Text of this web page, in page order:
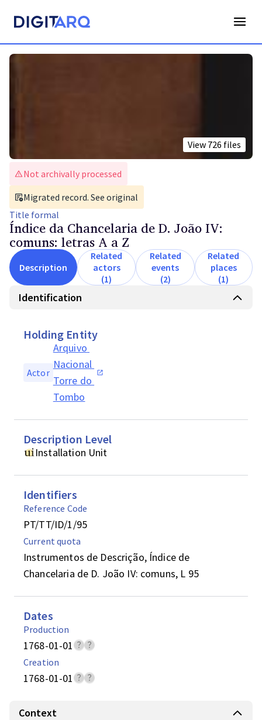
Not archivally processed
Migrated record. See original
Title formal
Índice da Chancelaria de D. João IV:
comuns: letras A a Z
View 726 files
Description
Related
actors
(1)
Related
events
(2)
Related
places
(1)
Identification
Holding Entity
Actor
Arquivo
Nacional
Torre do
Tombo
Description Level
Installation Unit
Identifiers
Reference Code
PT/TT/ID/1/95
Current quota
Instrumentos de Descrição, Índice de
Chancelaria de D. João IV: comuns, L 95
Dates
Production
1768-01-01
Creation
1768-01-01
Context